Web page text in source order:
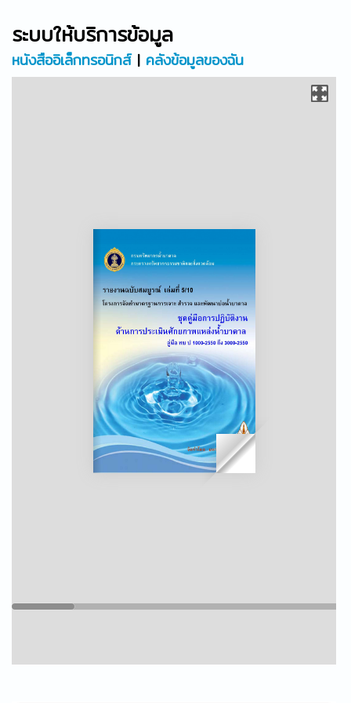
ระบบให้บริการข้อมูล
หนังสืออิเล็กทรอนิกส์| คลังข้อมูลของฉัน